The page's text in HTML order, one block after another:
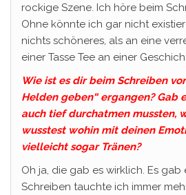
rockige Szene. Ich höre beim
Ohne könnte ich gar nicht
nichts schöneres, als an eine
einer Tasse Tee an einer
Wie ist es dir beim Schreiben
Helden geben“ ergangen? Gab
auch tief durchatmen mussten,
wusstest wohin mit deinen
vielleicht sogar Tränen?
Oh ja, die gab es wirklich. Es gab
Schreiben tauchte ich immer